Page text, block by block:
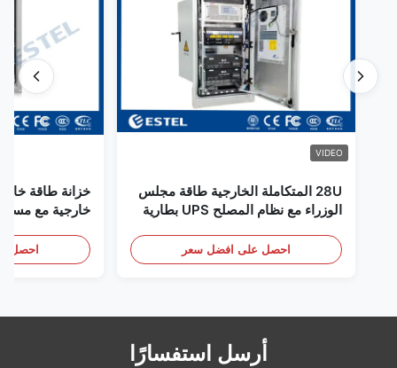
VIDEO
28U المتكاملة الخارجية طاقة مجلس
الوزراء مع نظام المصلح UPS بطارية
احصل على افضل سعر
خزانة طاقة
خارجية مع
احصل
أرسل استفسارًا